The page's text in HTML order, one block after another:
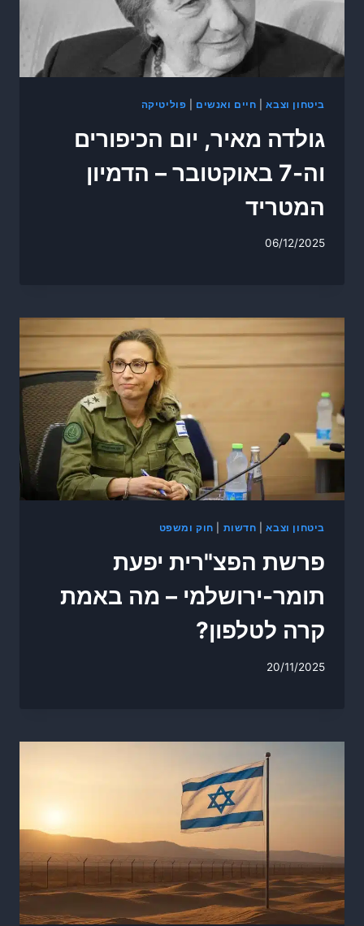
ביטחון וצבא| חיים ואנשים פוליטיקה
גולדה מאיר, יום הכיפורים
וה-7 באוקטובר – הדמיון
המטריד
06/12/2025
ביטחון וצבא| חדשות חוק ומשפט
פרשת הפצ"רית יפעת
תומר-ירושלמי – מה באמת
קרה לטלפון?
20/11/2025